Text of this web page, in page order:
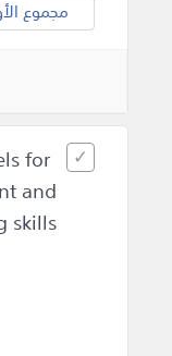
مجموع
for
and
skills